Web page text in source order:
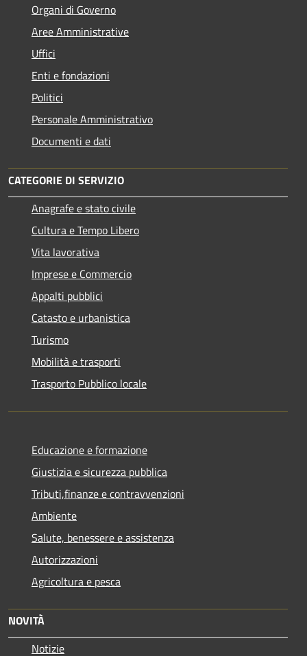
Organi di Governo
Aree Amministrative
Uffici
Enti e fondazioni
Politici
Personale Amministrativo
Documenti e dati
CATEGORIE DI SERVIZIO
Anagrafe e stato civile
Cultura e Tempo Libero
Vita lavorativa
Imprese e Commercio
Appalti pubblici
Catasto e urbanistica
Turismo
Mobilità e trasporti
Trasporto Pubblico locale
Educazione e formazione
Giustizia e sicurezza pubblica
Tributi,finanze e contravvenzioni
Ambiente
Salute, benessere e assistenza
Autorizzazioni
Agricoltura e pesca
NOVITÀ
Notizie